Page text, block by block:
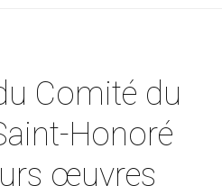
Comité du
Honoré
œuvres